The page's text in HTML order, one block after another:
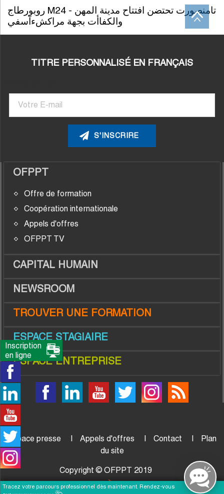
روبورطاج M24 - تامنصورت تحتضن افتتاح مدينة المهن
والكفاأت بجهة مراكشءآسفي
TITRE PERSONNALISÉ EN FRANÇAIS
Courriel
OFPPT
Offre de formation
Coopération internationale
Appels d'offres
OFPPT TV
CAPITAL HUMAIN
NEWSROOM
TROUVER UNE FORMATION
ESPACE STAGIAIRE
ESPACE ENTREPRISE
Espace presse Appels d'offres Contact
Plan
du site
Copyright © OFPPT 2019
Inscription
en ligne
Tracez votre parcours professionnel dès maintenant. Rendez-vous